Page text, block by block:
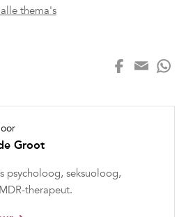
thema's
Groot
psycholoog, seksuoloog,
therapeut.